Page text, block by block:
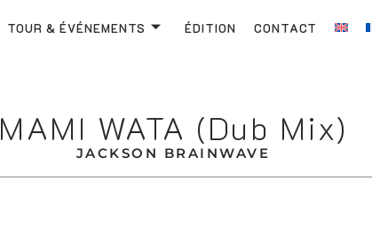
TOUR & ÉVÉNEMENTS ÉDITION CONTACT
JACKSON BRAINWAVE
MAMI WATA (Dub Mix)